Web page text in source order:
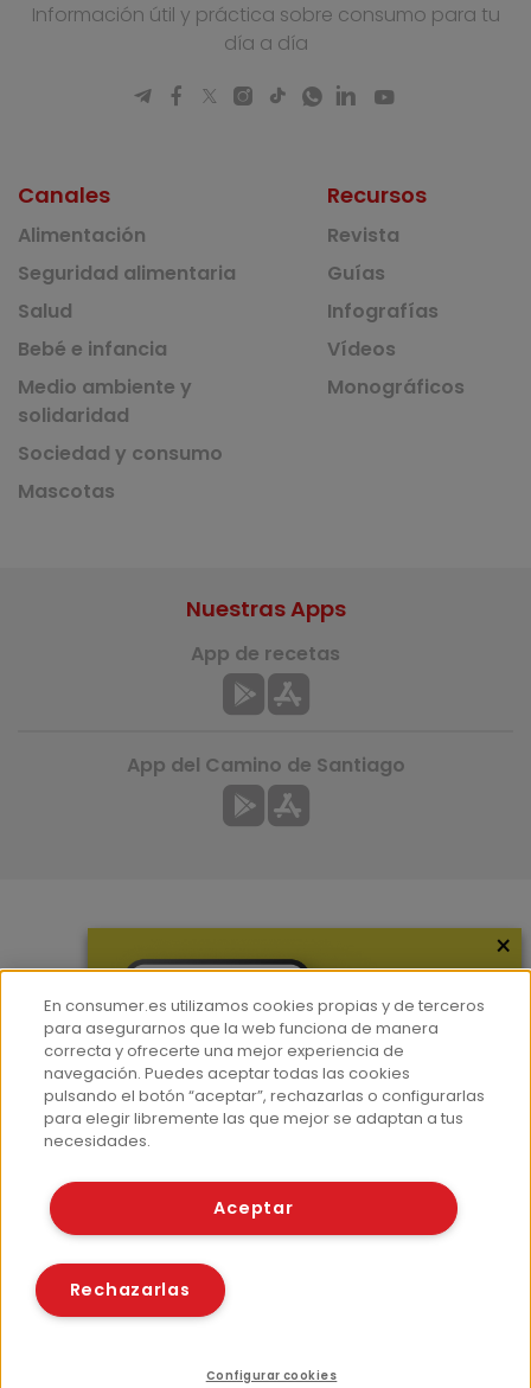
Información útil y práctica sobre consumo para tu
día a día
Canales
Alimentación
Seguridad alimentaria
Salud
Bebé e infancia
Medio ambiente y
solidaridad
Sociedad y consumo
Mascotas
Recursos
Revista
Guías
Infografías
Vídeos
Monográficos
Hemeroteca
Contacto
Prensa
Corpus Lingüístico Consumer
Nuestras Apps
App de recetas
App del Camino de Santiago
© Fundación EROSKI
Políticas de cookies
×
En consumer.es utilizamos cookies propias y de terceros
para asegurarnos que la web funciona de manera
correcta y ofrecerte una mejor experiencia de
navegación. Puedes aceptar todas las cookies
pulsando el botón “aceptar”, rechazarlas o configurarlas
para elegir libremente las que mejor se adaptan a tus
necesidades.
Aceptar
Rechazarlas
Configurar cookies